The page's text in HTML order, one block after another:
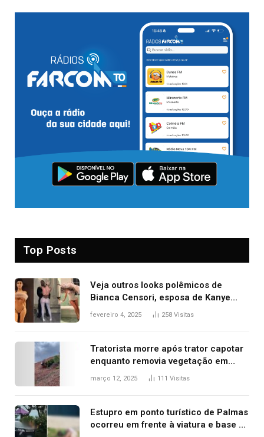
Top Posts
Veja outros looks polêmicos de
Bianca Censori, esposa de Kanye
West que apareceu nua no Grammy
fevereiro 4, 2025 258 Visitas
Tratorista morre após trator capotar
enquanto removia vegetação em
ribanceira de rodovia
março 12, 2025 111 Visitas
Estupro em ponto turístico de Palmas
ocorreu em frente à viatura e base de